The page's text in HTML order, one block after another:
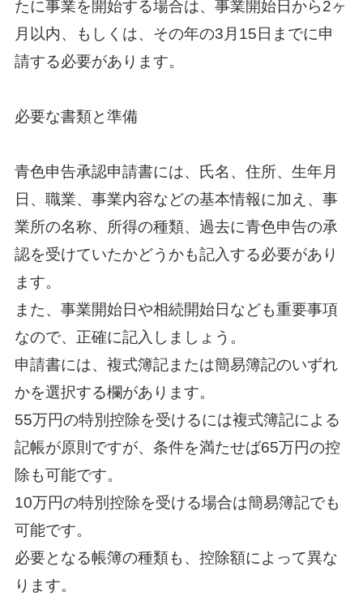
たに事業を開始する場合は、事業開始日から2ヶ
月以内、もしくは、その年の3月15日までに申
請する必要があります。
必要な書類と準備
青色申告承認申請書には、氏名、住所、生年月
日、職業、事業内容などの基本情報に加え、事
業所の名称、所得の種類、過去に青色申告の承
認を受けていたかどうかも記入する必要があり
ます。
また、事業開始日や相続開始日なども重要事項
なので、正確に記入しましょう。
申請書には、複式簿記または簡易簿記のいずれ
かを選択する欄があります。
55万円の特別控除を受けるには複式簿記による
記帳が原則ですが、条件を満たせば65万円の控
除も可能です。
10万円の特別控除を受ける場合は簡易簿記でも
可能です。
必要となる帳簿の種類も、控除額によって異な
ります。